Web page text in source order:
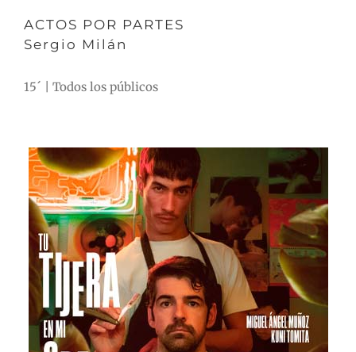
ACTOS POR PARTES
Sergio Milán
15´ | Todos los públicos